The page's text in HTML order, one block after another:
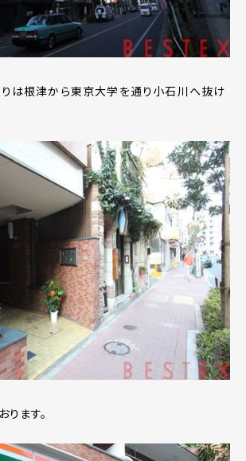
は根津から東京大学を通り小石川へ抜け
ます。